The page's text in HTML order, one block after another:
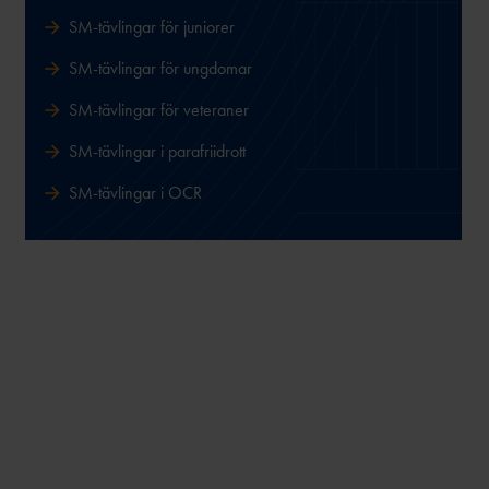
SM-tävlingar för juniorer
SM-tävlingar för ungdomar
SM-tävlingar för veteraner
SM-tävlingar i parafriidrott
SM-tävlingar i OCR